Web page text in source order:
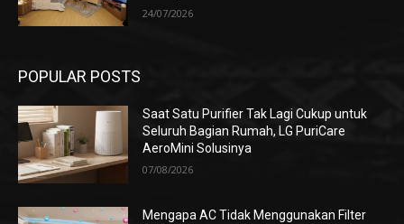
24/07/2026
POPULAR POSTS
Saat Satu Purifier Tak Lagi Cukup untuk
Seluruh Bagian Rumah, LG PuriCare
AeroMini Solusinya
07/08/2026
Mengapa AC Tidak Menggunakan Filter